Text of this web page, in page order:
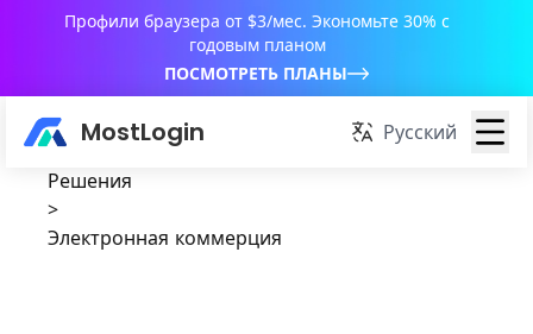
Профили браузера от $3/мес. Экономьте 30% с
годовым планом
ПОСМОТРЕТЬ ПЛАНЫ
MostLogin Русский
Решения
>
Электронная коммерция